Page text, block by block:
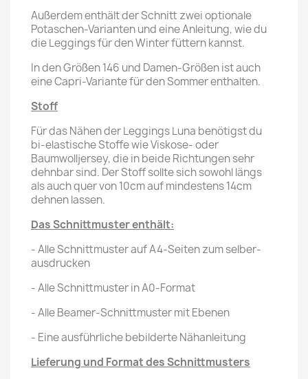
Außerdem enthält der Schnitt zwei optionale
Potaschen-Varianten und eine Anleitung, wie du
die Leggings für den Winter füttern kannst.
In den Größen 146 und Damen-Größen ist auch
eine Capri-Variante für den Sommer enthalten.
Stoff
Für das Nähen der Leggings Luna benötigst du
bi-elastische Stoffe wie Viskose- oder
Baumwolljersey, die in beide Richtungen sehr
dehnbar sind. Der Stoff sollte sich sowohl längs
als auch quer von 10cm auf mindestens 14cm
dehnen lassen.
Das Schnittmuster enthält:
- Alle Schnittmuster auf A4-Seiten zum selber-
ausdrucken
- Alle Schnittmuster in A0-Format
- Alle Beamer-Schnittmuster mit Ebenen
- Eine ausführliche bebilderte Nähanleitung
Lieferung und Format des Schnittmusters